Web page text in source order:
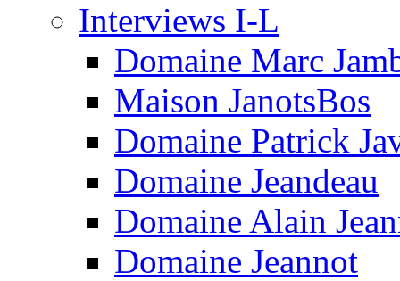
Interviews I-L
Domaine Marc
Maison JanotsBos
Domaine Patrick
Domaine Jeandeau
Domaine Alain
Domaine Jeannot